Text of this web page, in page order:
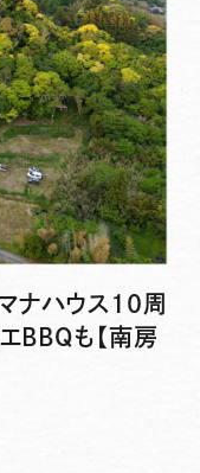
ナハウス10周
BBQも【南房